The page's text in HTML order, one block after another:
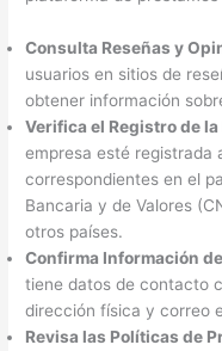
Consulta Reseñas y
usuarios en sitios de
obtener información
Verifica el Registro de la
empresa esté registrada
correspondientes en el
Bancaria y de Valores
otros países.
Confirma Información
tiene datos de contacto
dirección física y correo
Revisa las Políticas de